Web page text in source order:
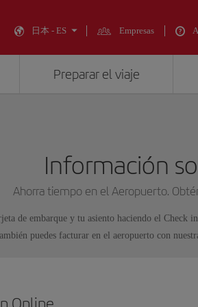
日本 - ES Empresas
Preparar el viaje
Información
Ahorra tiempo en el Aeropuerto.
de embarque y tu asiento haciendo el
puedes facturar en el aeropuerto con